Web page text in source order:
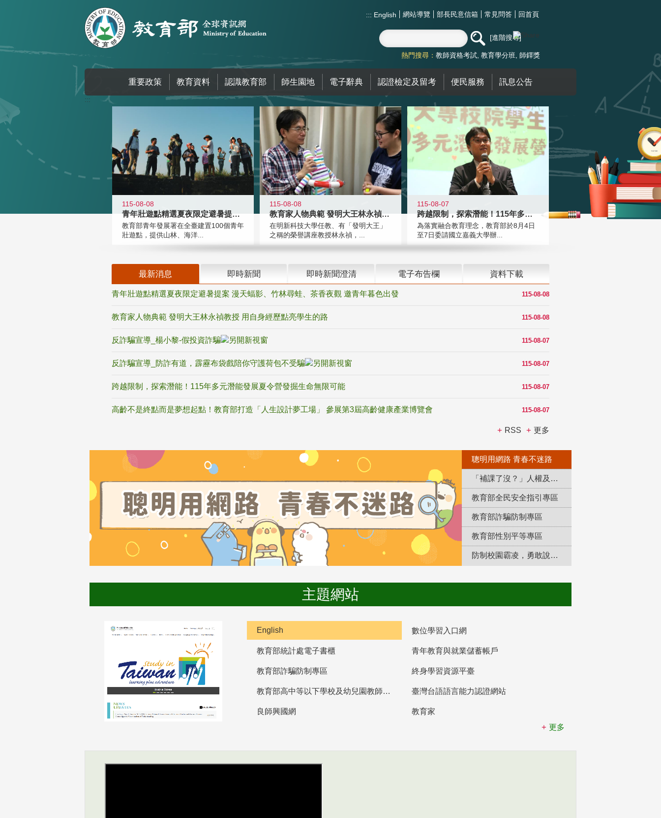
::: English 網站導覽 部長民意信箱 常見問答 回首頁
進階搜尋
熱門搜尋： 教師資格考試 教育學分班 師鐸獎
重要政策 教育資料 認識教育部 師生園地 電子辭典 認證檢定及留考 便民服務 訊息公告
:::
115-08-08
青年壯遊點精選夏夜限定避暑提案 漫
教育部青年發展署在全臺建置100個青年
壯遊點，提供山林、海洋...
115-08-08
教育家人物典範 發明大王林永禎教授
在明新科技大學任教、有「發明大王」
之稱的榮譽講座教授林永禎，...
115-08-07
跨越限制，探索潛能！115年多元潛
為落實融合教育理念，教育部於8月4日
至7日委請國立嘉義大學辦...
最新消息 即時新聞 即時新聞澄清 電子布告欄 資料下載
115-08-08
青年壯遊點精選夏夜限定避暑提案 漫天蝠影、竹林尋蛙、茶香夜觀 邀青年暮色出發
115-08-08
教育家人物典範 發明大王林永禎教授 用自身經歷點亮學生的路
115-08-07
反詐騙宣導_楊小黎-假投資詐騙
115-08-07
反詐騙宣導_防詐有道，霹靂布袋戲陪你守護荷包不受騙
115-08-07
跨越限制，探索潛能！115年多元潛能發展夏令營發掘生命無限可能
115-08-07
高齡不是終點而是夢想起點！教育部打造「人生設計夢工場」 參展第3屆高齡健康產業博覽會
RSS 更多
聰明用網路 青春不迷路
「補課了沒？」人權及轉型正義教育專區
教育部全民安全指引專區
教育部詐騙防制專區
教育部性別平等專區
防制校園霸凌，勇敢說出來！
主題網站
English 數位學習入口網
教育部統計處電子書櫃 青年教育與就業儲蓄帳戶
教育部詐騙防制專區 終身學習資源平臺
教育部高中等以下學校及幼兒園教師資格檢定考試 臺灣台語語言能力認證網站
良師興國網
教育家
更多